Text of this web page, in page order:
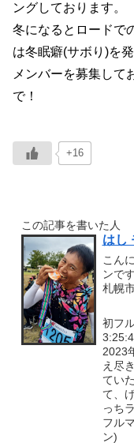
ングしております。
冬になるとロードで
は冬眠癖(サボり)を
メンバーを募集して
で！
+16
この記事を書いた人
はし
こん
ンで
札幌
初フ
2023
え尽
てい
て、
っち
フル
ン)